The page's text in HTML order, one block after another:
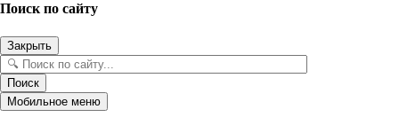
Поиск по сайту
Закрыть
Поиск
Мобильное меню